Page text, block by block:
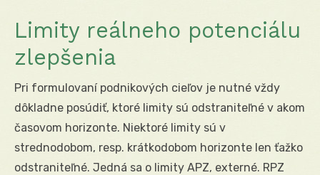
Limity reálneho potenciálu
zlepšenia
Pri formulovaní podnikových cieľov je nutné vždy
dôkladne posúdiť, ktoré limity sú odstraniteľné v akom
časovom horizonte. Niektoré limity sú v
strednodobom, resp. krátkodobom horizonte len ťažko
odstraniteľné. Jedná sa o limity APZ, externé. RPZ